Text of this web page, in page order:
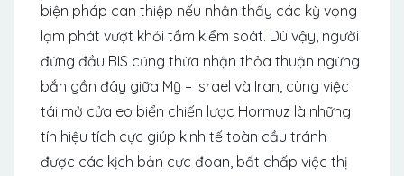
biện pháp can thiệp nếu nhận thấy các kỳ vọng
lạm phát vượt khỏi tầm kiểm soát. Dù vậy, người
đứng đầu BIS cũng thừa nhận thỏa thuận ngừng
bắn gần đây giữa Mỹ – Israel và Iran, cùng việc
tái mở cửa eo biển chiến lược Hormuz là những
tín hiệu tích cực giúp kinh tế toàn cầu tránh
được các kịch bản cực đoan, bất chấp việc thị